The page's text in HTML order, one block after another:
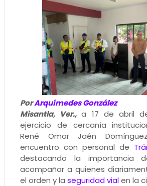
PorArquímedes González
Misantla, Ver.,a 17 de abril
ejercicio de cercanía
René Omar Jaén
encuentro con personal de
destacando la importancia
acompañar a quienes
el orden y la seguridad vialen la